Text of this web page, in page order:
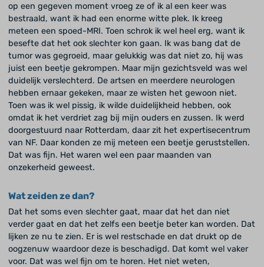
op een gegeven moment vroeg ze of ik al een keer was
bestraald, want ik had een enorme witte plek. Ik kreeg
meteen een spoed-MRI. Toen schrok ik wel heel erg, want ik
besefte dat het ook slechter kon gaan. Ik was bang dat de
tumor was gegroeid, maar gelukkig was dat niet zo, hij was
juist een beetje gekrompen. Maar mijn gezichtsveld was wel
duidelijk verslechterd. De artsen en meerdere neurologen
hebben ernaar gekeken, maar ze wisten het gewoon niet.
Toen was ik wel pissig, ik wilde duidelijkheid hebben, ook
omdat ik het verdriet zag bij mijn ouders en zussen. Ik werd
doorgestuurd naar Rotterdam, daar zit het expertisecentrum
van NF. Daar konden ze mij meteen een beetje geruststellen.
Dat was fijn. Het waren wel een paar maanden van
onzekerheid geweest.
Wat zeiden ze dan?
Dat het soms even slechter gaat, maar dat het dan niet
verder gaat en dat het zelfs een beetje beter kan worden. Dat
lijken ze nu te zien. Er is wel restschade en dat drukt op de
oogzenuw waardoor deze is beschadigd. Dat komt wel vaker
voor. Dat was wel fijn om te horen. Het niet weten,